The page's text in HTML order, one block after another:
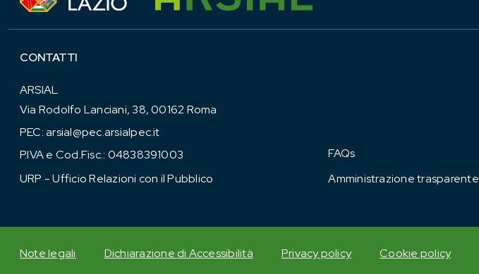
CONTATTI
ARSIAL
Via Rodolfo Lanciani, 38, 00162 Roma
PEC:arsial@pec.arsialpec.it
P.IVA e Cod.Fisc.: 04838391003
URP - Ufficio Relazioni con il Pubblico
FAQs
Amministrazione trasparente
Note legali Dichiarazione di Accessibilità Privacy policy Cookie policy